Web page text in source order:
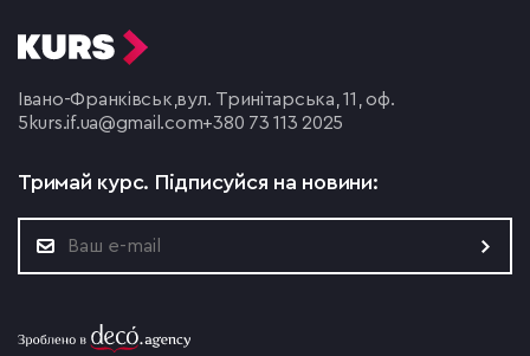
Івано-Франківськ,вул. Тринітарська, 11, оф.
5 kurs.if.ua@gmail.com+380 73 113 2025
Тримай курс. Підписуйся на новини: